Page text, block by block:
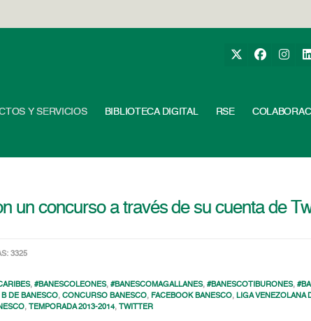
Y SERVICIOS BIBLIOTECA DIGITAL RSE
un concurso a través de su cuenta de
3325
,#BANESCOLEONES,#BANESCOMAGALLANES,#BANESCOTIBURONES,
DE BANESCO,CONCURSO BANESCO, FACEBOOK BANESCO, LIGA VENEZOLANA
, TEMPORADA 2013-2014, TWITTER